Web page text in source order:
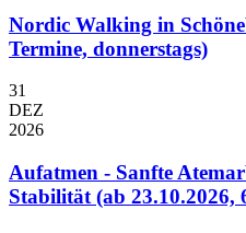
Nordic Walking in
Termine, donnerstags)
31
DEZ
2026
Aufatmen - Sanfte
Stabilität (ab 23.10.2026,